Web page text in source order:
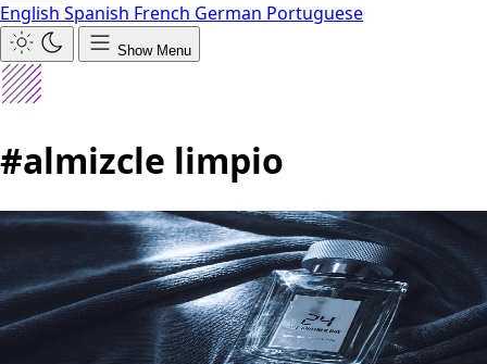
English Spanish French German Portuguese
Show Menu
#almizcle limpio